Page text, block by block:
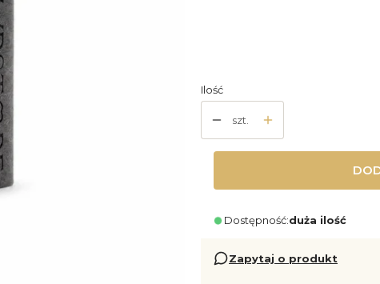
Ilość
szt.
Dostępność:duża ilość
Zapytaj o produkt